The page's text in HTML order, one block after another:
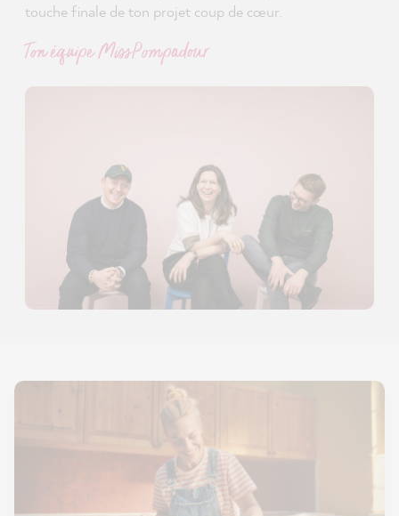
touche finale de ton projet coup de cœur.
Ton équipe MissPompadour